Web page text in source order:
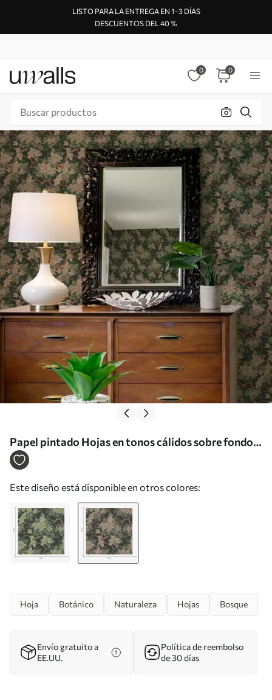
LISTO PARA LA ENTREGA EN 1–3 DÍAS
DESCUENTOS DEL 40 %
0 0
Papel pintado Hojas en tonos cálidos sobre fondo
oscuro a00151v1
Este diseño está disponible en otros colores:
Hoja Botánico Naturaleza Hojas Bosque
Envío gratuito a
EE.UU.
Política de reembolso
de 30 días